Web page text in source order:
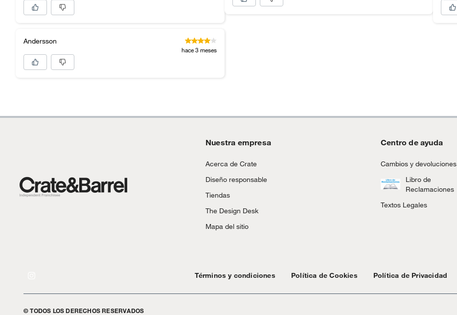
Andersson
hace 3 meses
Nuestra empresa
Acerca de Crate
Diseño responsable
Tiendas
The Design Desk
Mapa del sitio
Centro de ayuda
Cambios y devoluciones
Libro de
Reclamaciones
Textos Legales
Términos y condiciones Política de Cookies Política de Privacidad
© TODOS LOS DERECHOS RESERVADOS